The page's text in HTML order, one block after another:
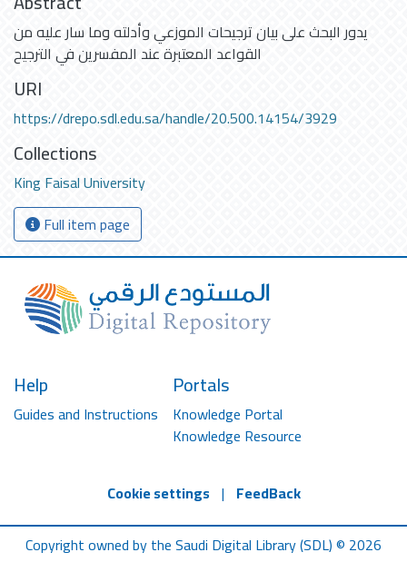
يدور البحث على بيان ترجيحات الموزعي وأدلته وما سار عليه من
القواعد المعتبرة عند المفسرين في الترجيح
URI
https://drepo.sdl.edu.sa/handle/20.500.14154/3929
Collections
King Faisal University
Full item page
Help
Guides and Instructions
Portals
Knowledge Portal
Knowledge Resource
Cookie settings | FeedBack
Copyright owned by the Saudi Digital Library (SDL) © 2026